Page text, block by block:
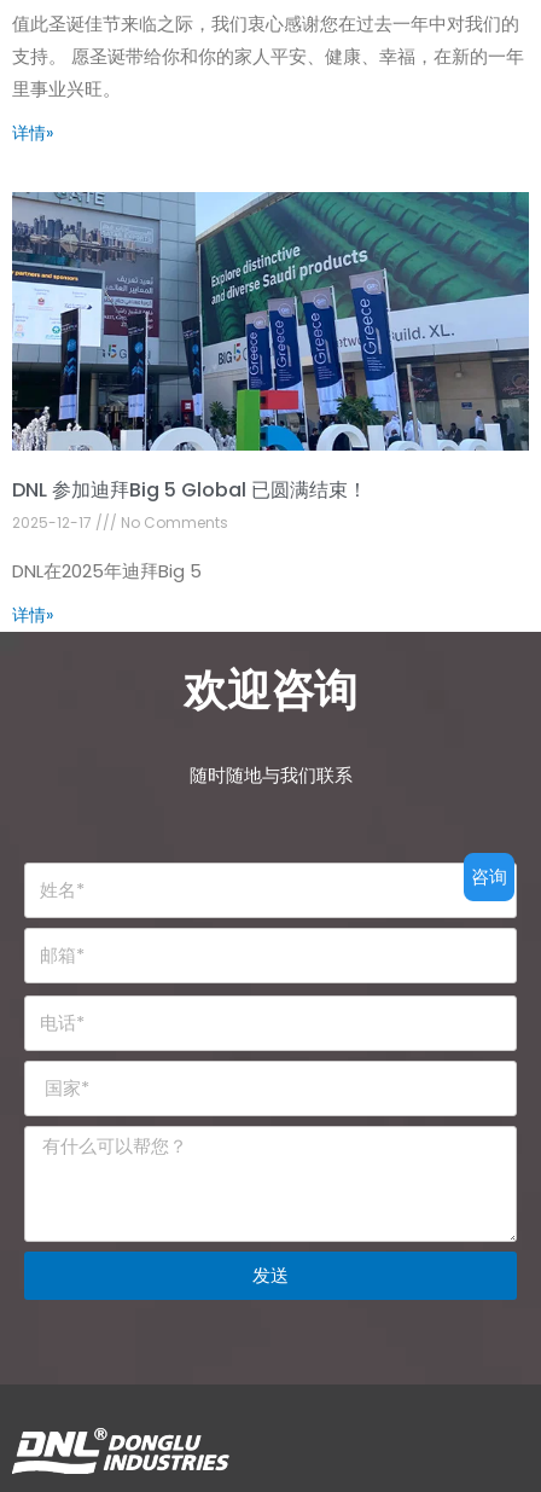
值此圣诞佳节来临之际，我们衷心感谢您在过去一年中对我们的
支持。 愿圣诞带给你和你的家人平安、健康、幸福，在新的一年
里事业兴旺。
详情»
DNL 参加迪拜Big 5 Global 已圆满结束！
2025-12-17 No Comments
DNL在2025年迪拜Big 5
详情»
欢迎咨询
随时随地与我们联系
发送
咨询